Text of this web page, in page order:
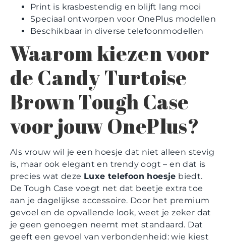
Print is krasbestendig en blijft lang mooi
Speciaal ontworpen voor OnePlus modellen
Beschikbaar in diverse telefoonmodellen
Waarom kiezen voor
de Candy Turtoise
Brown Tough Case
voor jouw OnePlus?
Als vrouw wil je een hoesje dat niet alleen stevig
is, maar ook elegant en trendy oogt – en dat is
precies wat deze Luxe telefoon hoesje biedt.
De Tough Case voegt net dat beetje extra toe
aan je dagelijkse accessoire. Door het premium
gevoel en de opvallende look, weet je zeker dat
je geen genoegen neemt met standaard. Dat
geeft een gevoel van verbondenheid: wie kiest